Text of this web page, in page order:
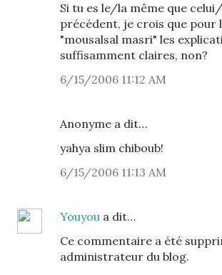
Si tu es le/la même que
précédent, je crois que pour
"mousalsal masri" les
suffisamment claires, non?
6/15/2006 11:12 AM
Anonyme a dit…
yahya slim chiboub!
6/15/2006 11:13 AM
Youyou a dit…
Ce commentaire a été
administrateur du blog.